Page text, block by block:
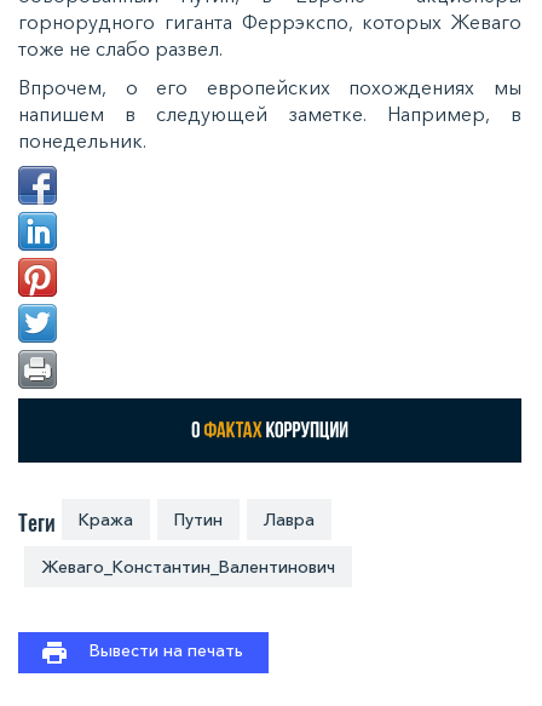
горнорудного гиганта Феррэкспо, которых Жеваго
тоже не слабо развел.
Впрочем, о его европейских похождениях мы
напишем в следующей заметке. Например, в
понедельник.
Теги Кража Путин Лавра
Жеваго_Константин_Валентинович
Вывести на печать